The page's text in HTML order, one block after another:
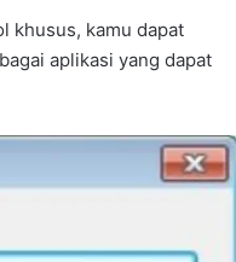
khusus, kamu dapat
aplikasi yang dapat